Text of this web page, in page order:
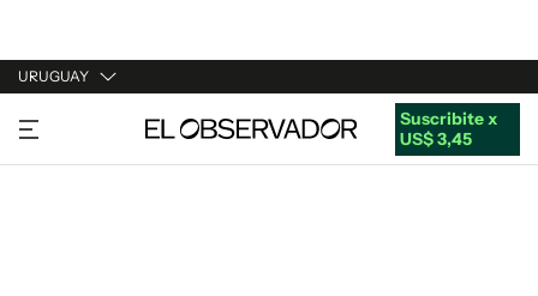
URUGUAY
URUGUAY
ARGENTINA
Suscribite x
US$ 3,45